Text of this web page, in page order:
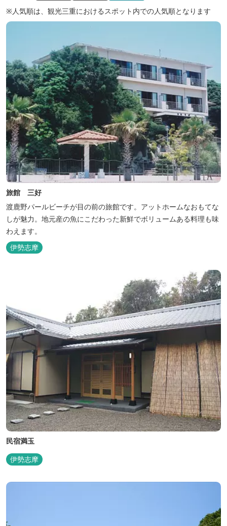
※人気順は、観光三重におけるスポット内での人気順となります
旅館 三好
渡鹿野パールビーチが目の前の旅館です。アットホームなおもてな
しが魅力。地元産の魚にこだわった新鮮でボリュームある料理も味
わえます。
伊勢志摩
民宿満玉
伊勢志摩